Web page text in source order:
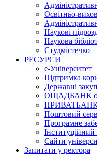
Освітньо-
Наукові
Наукова
Студмістечко
РЕСУРСИ
е-Університет
Підтримка
Державні
ОЩАДБАНК
ПРИВАТБАНК
Поштовий
Програмне
Інституційний
Сайти
Запитати у ректора